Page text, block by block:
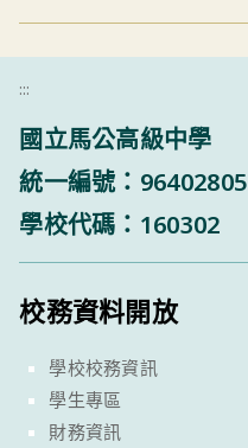
:::
國立馬公高級中學
統一編號：96402805
學校代碼：160302
校務資料開放
學校校務資訊
學生專區
財務資訊